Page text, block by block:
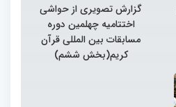
گزارش تصویری از حواشی
اختتامیه چهلمین دوره
مسابقات بین المللی قرآن
کریم(بخش ششم)